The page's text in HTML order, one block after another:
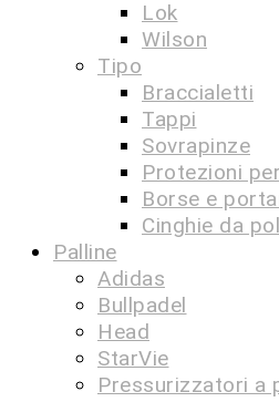
Lok
Wilson
Tipo
Braccialetti
Tappi
Sovrapinze
Protezioni
Borse e
Cinghie da
Palline
Adidas
Bullpadel
Head
StarVie
Pressurizzatori a